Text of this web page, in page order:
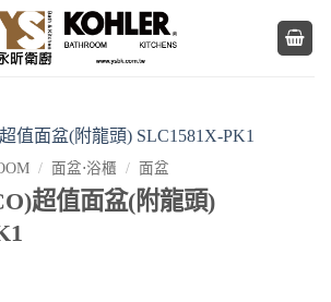
/ 面盆⋅浴櫃 / 面盆
超值面盆(附龍頭)